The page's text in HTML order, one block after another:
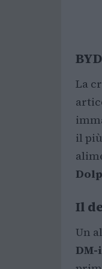
La
il
Il
Un
DM-i